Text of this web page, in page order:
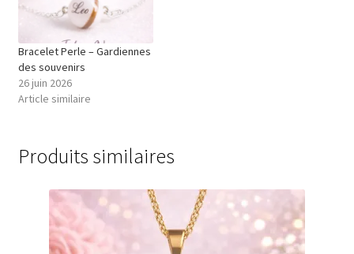
Bracelet Perle – Gardiennes
des souvenirs
26 juin 2026
Article similaire
Produits similaires